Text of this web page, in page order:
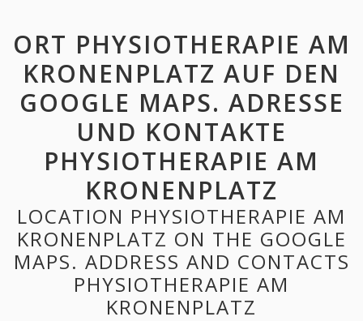
ORT PHYSIOTHERAPIE AM
KRONENPLATZ AUF DEN
GOOGLE MAPS. ADRESSE
UND KONTAKTE
PHYSIOTHERAPIE AM
KRONENPLATZ
LOCATION PHYSIOTHERAPIE AM
KRONENPLATZ ON THE GOOGLE
MAPS. ADDRESS AND CONTACTS
PHYSIOTHERAPIE AM
KRONENPLATZ